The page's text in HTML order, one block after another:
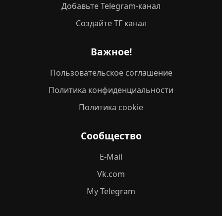
Добавьте Telegram-канал
Создайте ТГ канал
Важное!
Пользовательское соглашение
Политика конфиденциальности
Политика cookie
Сообщество
E-Mail
Vk.com
My Telegram